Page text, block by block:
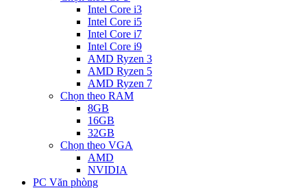
Intel Core i3
Intel Core i5
Intel Core i7
Intel Core i9
AMD Ryzen 3
AMD Ryzen 5
AMD Ryzen 7
Chọn theo RAM
8GB
16GB
32GB
Chọn theo VGA
AMD
NVIDIA
PC Văn phòng